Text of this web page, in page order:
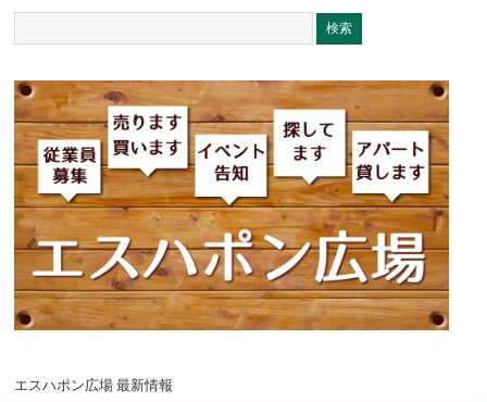
エスハポン広場 最新情報